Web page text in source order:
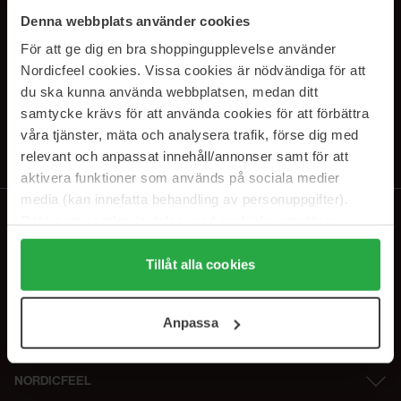
Denna webbplats använder cookies
För att ge dig en bra shoppingupplevelse använder
Nordicfeel cookies. Vissa cookies är nödvändiga för att
du ska kunna använda webbplatsen, medan ditt
samtycke krävs för att använda cookies för att förbättra
våra tjänster, mäta och analysera trafik, förse dig med
relevant och anpassat innehåll/annonser samt för att
aktivera funktioner som används på sociala medier
media (kan innefatta behandling av personuppgifter).
Genom att trycka på "Tillåt alla cookies" accepterar du
alla cookies, medan du under "Detaljer" kan anpassa
användningen av cookies. Du kan när som helst återkalla
samt vår Integritetspolicy.
Tillåt alla cookies
Anpassa
SUBSCRIBE TO OUR
NEWSLETTER
Ved å abonnere godtar du vårpersonvernerklæring. Du kan melde deg
av når som helst.
NORDICFEEL